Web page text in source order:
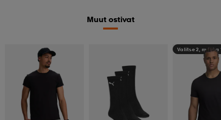
Muut ostivat
Valitse 2, maksa